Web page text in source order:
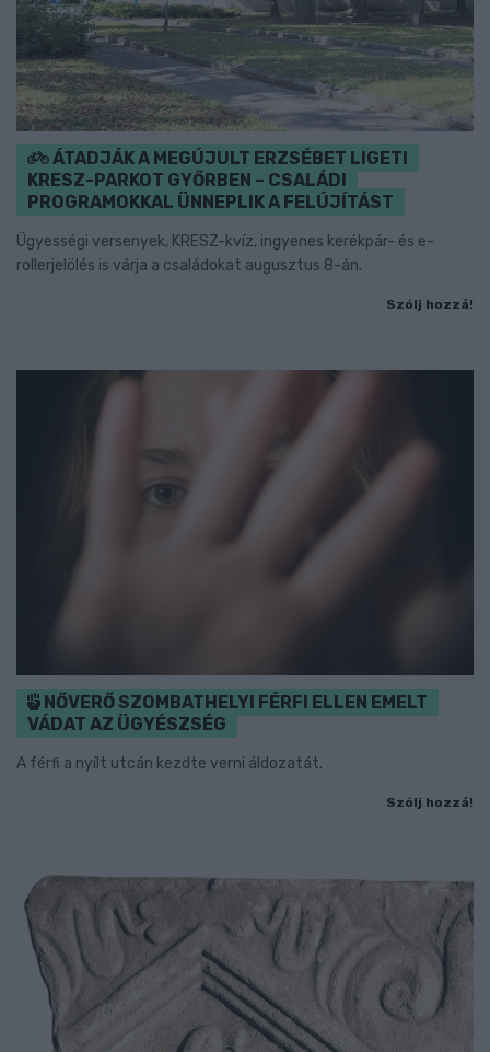
ÁTADJÁK A MEGÚJULT ERZSÉBET LIGETI
KRESZ-PARKOT GYŐRBEN – CSALÁDI
PROGRAMOKKAL ÜNNEPLIK A FELÚJÍTÁST
Ügyességi versenyek, KRESZ-kvíz, ingyenes kerékpár- és e-
rollerjelölés is várja a családokat augusztus 8-án.
Szólj hozzá!
NŐVERŐ SZOMBATHELYI FÉRFI ELLEN EMELT
VÁDAT AZ ÜGYÉSZSÉG
A férfi a nyílt utcán kezdte verni áldozatát.
Szólj hozzá!